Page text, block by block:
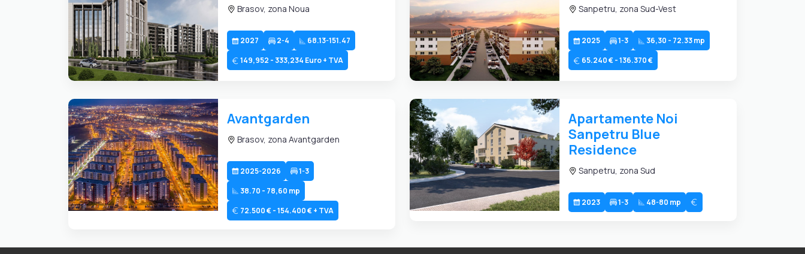
Brasov, zona Noua
2027 2-4
68.13-151.47
149,952 - 333,234 Euro + TVA
Sanpetru, zona Sud-Vest
2025 1-3
36,30 - 72.33 mp
65.240 € - 136.370 €
Avantgarden
Brasov, zona Avantgarden
2025-2026
1-3
38.70 - 78,60 mp
72.500 € - 154.400 € + TVA
Apartamente Noi
Sanpetru Blue
Residence
Sanpetru, zona Sud
2023 1-3 48-80 mp